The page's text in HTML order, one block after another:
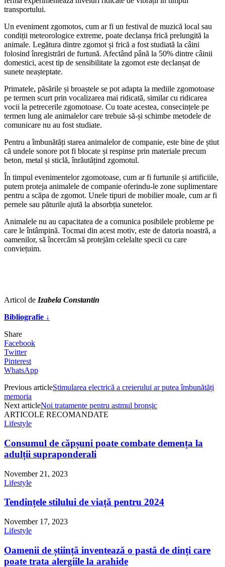
transportului.
Un eveniment zgomotos, cum ar fi un festival de muzică local sau
condiții meteorologice extreme, poate declanșa frică prelungită la
animale. Legătura dintre zgomot și frică a fost studiată la câini
folosind înregistrări de furtună. Afectând până la 50% dintre câinii
domestici, acest tip de sensibilitate la zgomot este declanșat de
sunete neașteptate.
Primatele, păsările și broaștele se pot adapta la mediile zgomotoase
pe termen scurt prin vocalizarea mai ridicată, similar cu ridicarea
vocii la petrecerile zgomotoase. Cu toate acestea, consecințele pe
termen lung ale animalelor care trebuie să-și schimbe metodele de
comunicare nu au fost studiate.
Pentru a îmbunătăți starea animalelor de companie, este bine de știut
că undele sonore pot fi blocate și respinse prin materiale precum
beton, metal și sticlă, înrăutățind zgomotul.
În timpul evenimentelor zgomotoase, cum ar fi furtunile și artificiile,
putem proteja animalele de companie oferindu-le zone suplimentare
pentru a scăpa de zgomot. Unele tipuri de mobilier moale, cum ar fi
pernele sau păturile ajută la absorbția sunetelor.
Animalele nu au capacitatea de a comunica posibilele probleme pe
care le întâmpină. Tocmai din acest motiv, este de datoria noastră, a
oamenilor, să încercăm să protejăm celelalte specii cu care
conviețuim.
Articol de Izabela Constantin
Bibliografie ↓
Share
Facebook
Twitter
Pinterest
WhatsApp
Previous articleStimularea electrică a creierului ar putea îmbunătăți
memoria
Next articleNoi tratamente pentru astmul bronșic
ARTICOLE RECOMANDATE
Lifestyle
Consumul de căpșuni poate combate demența la
adulții supraponderali
November 21, 2023
Lifestyle
Tendințele stilului de viață pentru 2024
November 17, 2023
Lifestyle
Oamenii de știință inventează o pastă de dinți care
poate trata alergiile la arahide